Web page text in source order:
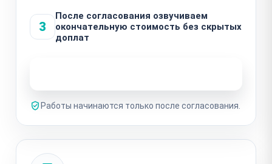
3
После согласования озвучиваем
окончательную стоимость без скрытых
доплат
Работы начинаются только после согласования.